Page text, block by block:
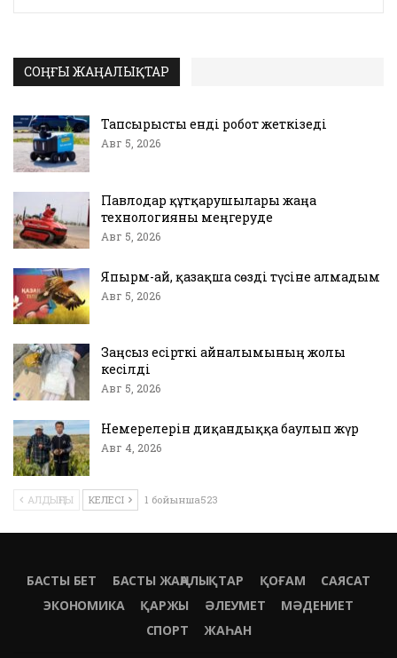
СОҢҒЫ ЖАҢАЛЫҚТАР
Тапсырысты енді робот жеткізеді
Авг 5, 2026
Павлодар құтқарушылары жаңа
технологияны меңгеруде
Авг 5, 2026
Япырм-ай, қазақша сөзді түсіне алмадым
Авг 5, 2026
Заңсыз есірткі айналымының жолы
кесілді
Авг 5, 2026
Немерелерін диқандыққа баулып жүр
Авг 4, 2026
АЛДЫҢҒЫ КЕЛЕСІ 1 бойынша523
БАСТЫ БЕТ БАСТЫ ЖАҢАЛЫҚТАР ҚОҒАМ
САЯСАТ
ЭКОНОМИКА
ҚАРЖЫ ӘЛЕУМЕТ
МӘДЕНИЕТ
СПОРТ
ЖАҺАН